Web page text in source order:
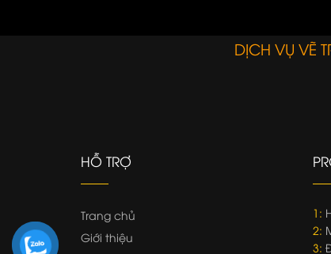
DỊCH VỤ VẼ
HỖ TRỢ
Trang chủ
Giới thiệu
1:
2:
3: